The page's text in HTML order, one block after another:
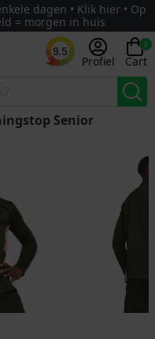
dagen • Klik hier • Op
= morgen in huis
9.5
Profiel
0
Cart
Senior